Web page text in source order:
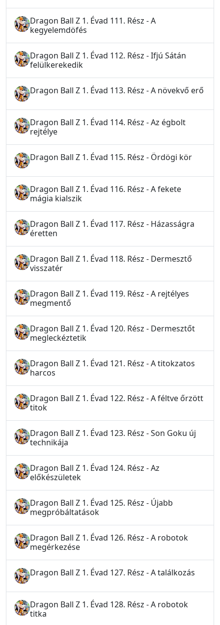
Dragon Ball Z 1. Évad 111. Rész - A
kegyelemdöfés
Dragon Ball Z 1. Évad 112. Rész - Ifjú Sátán
felülkerekedik
Dragon Ball Z 1. Évad 113. Rész - A növekvő erő
Dragon Ball Z 1. Évad 114. Rész - Az égbolt
rejtélye
Dragon Ball Z 1. Évad 115. Rész - Ördögi kör
Dragon Ball Z 1. Évad 116. Rész - A fekete
mágia kialszik
Dragon Ball Z 1. Évad 117. Rész - Házasságra
éretten
Dragon Ball Z 1. Évad 118. Rész - Dermesztő
visszatér
Dragon Ball Z 1. Évad 119. Rész - A rejtélyes
megmentő
Dragon Ball Z 1. Évad 120. Rész - Dermesztőt
megleckéztetik
Dragon Ball Z 1. Évad 121. Rész - A titokzatos
harcos
Dragon Ball Z 1. Évad 122. Rész - A féltve őrzött
titok
Dragon Ball Z 1. Évad 123. Rész - Son Goku új
technikája
Dragon Ball Z 1. Évad 124. Rész - Az
előkészületek
Dragon Ball Z 1. Évad 125. Rész - Újabb
megpróbáltatások
Dragon Ball Z 1. Évad 126. Rész - A robotok
megérkezése
Dragon Ball Z 1. Évad 127. Rész - A találkozás
Dragon Ball Z 1. Évad 128. Rész - A robotok
titka